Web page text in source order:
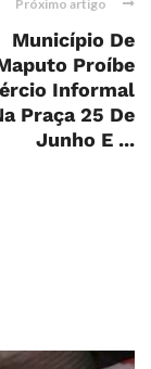
Próximo artigo
Município De
Proíbe
Informal
Praça 25 De
Junho E ...